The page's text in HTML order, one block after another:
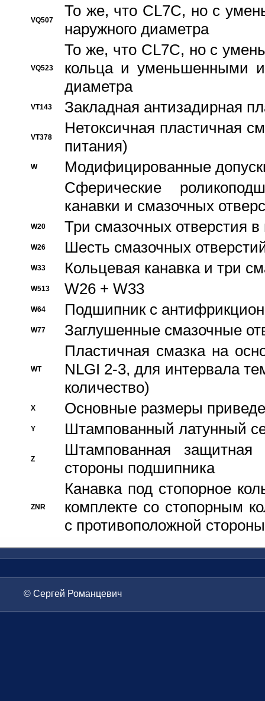
VQ507
То же, что CL7C, но с
наружного диаметра
VQ523
То же, что CL7C, но с
кольца и уменьшенными
диаметра
VT143 Закладная антизадирная
VT378
Нетоксичная пластичная
питания)
W
Модифицированные
Сферические
канавки и смазочных
W20 Три смазочных отверстия
W26 Шесть смазочных
W33 Кольцевая канавка и три
W513 W26 + W33
W64 Подшипник с
W77 Заглушенные смазочные
WT
Пластичная смазка на
NLGI 2-3, для интервала
количество)
X Основные размеры
Y Штампованный латунный
Z
Штампованная
стороны подшипника
ZNR
Канавка под стопорное
комплекте со стопорным
с противоположной стороны
© Сергей Романцевич